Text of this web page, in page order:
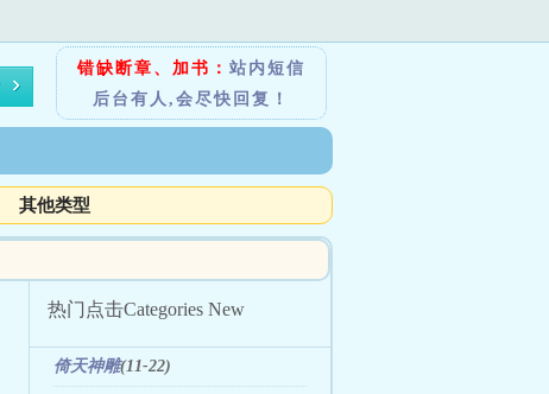
错缺断章、加书： 站内短信
后台有人,会尽快回复！
其他类型
热门点击Categories New
倚天神雕(11-22)